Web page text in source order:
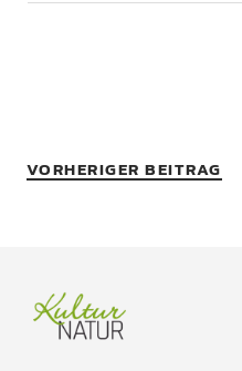
VORHERIGER BEITRAG